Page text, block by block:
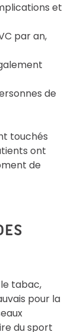
et
par an,
de
touchés
ont
de
tabac,
pour la
du sport